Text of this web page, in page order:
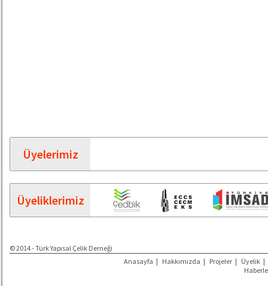
Üyelerimiz
Üyeliklerimiz
© 2014 - Türk Yapısal Çelik Derneği
Anasayfa | Hakkımızda | Projeler | Üyelik |